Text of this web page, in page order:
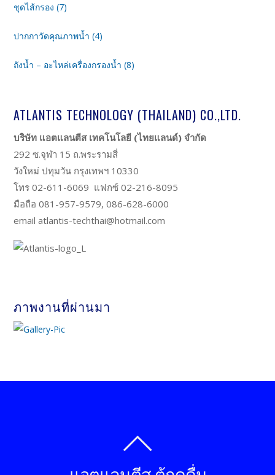
ชุดไส้กรอง (7)
ปากกาวัดคุณภาพน้ำ (4)
ถังน้ำ – อะไหล่เครื่องกรองน้ำ (8)
ATLANTIS TECHNOLOGY (THAILAND) CO.,LTD.
บริษัท แอตแลนตีส เทคโนโลยี (ไทยแลนด์) จำกัด
292 ซ.จุฬา 15 ถ.พระรามสี่
วังใหม่ ปทุมวัน กรุงเทพฯ 10330
โทร 02-611-6069 แฟกซ์ 02-216-8095
มือถือ 081-957-9579, 086-628-6000
email atlantis-techthai@hotmail.com
ภาพงานที่ผ่านมา